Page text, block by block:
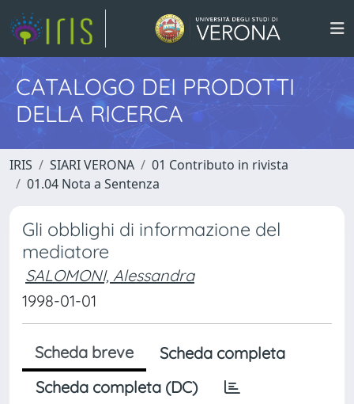
CATALOGO DEI PRODOTTI
DELLA RICERCA
IRIS SIARI VERONA
01 Contributo in rivista
01.04 Nota a Sentenza
Gli obblighi di informazione del
mediatore
SALOMONI, Alessandra
1998-01-01
Scheda breve
Scheda completa
Scheda completa (DC)